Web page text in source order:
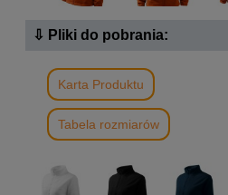
⇩ Pliki do pobrania:
Karta Produktu
Tabela rozmiarów